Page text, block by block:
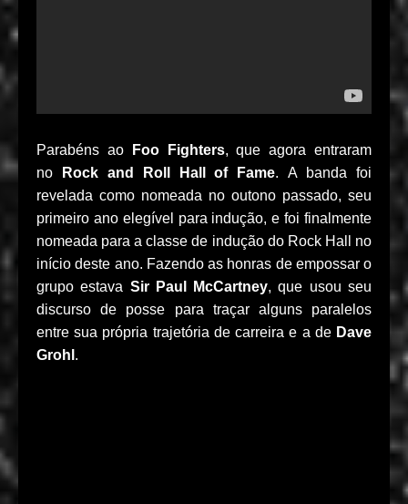
Parabéns ao Foo Fighters, que agora entraram
no
Rock and Roll Hall of Fame. A banda foi
revelada como nomeada no outono passado, seu
primeiro ano elegível para indução, e foi finalmente
nomeada para a classe de indução do Rock Hall no
início deste ano. Fazendo as honras de empossar o
grupo estava Sir Paul McCartney, que usou seu
discurso de posse para traçar alguns paralelos
entre sua própria trajetória de carreira e a de Dave
Grohl .